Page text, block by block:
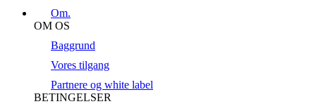
Om.
OM OS
Baggrund
Vores tilgang
Partnere og white label
BETINGELSER